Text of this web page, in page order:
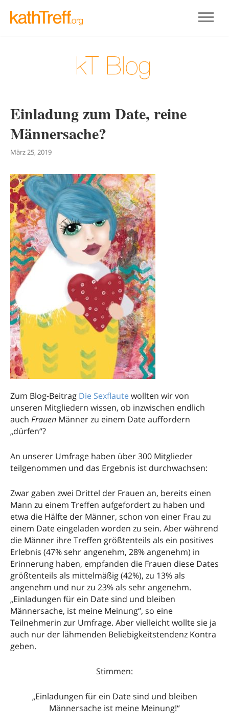
Einladung zum Date, reine
Männersache?
März 25, 2019
Zum Blog-Beitrag Die Sexflaute wollten wir von
unseren Mitgliedern wissen, ob inzwischen endlich
auch Frauen Männer zu einem Date auffordern
„dürfen“?
An unserer Umfrage haben über 300 Mitglieder
teilgenommen und das Ergebnis ist durchwachsen:
Zwar gaben zwei Drittel der Frauen an, bereits einen
Mann zu einem Treffen aufgefordert zu haben und
etwa die Hälfte der Männer, schon von einer Frau zu
einem Date eingeladen worden zu sein. Aber während
die Männer ihre Treffen größtenteils als ein positives
Erlebnis (47% sehr angenehm, 28% angenehm) in
Erinnerung haben, empfanden die Frauen diese Dates
größtenteils als mittelmäßig (42%), zu 13% als
angenehm und nur zu 23% als sehr angenehm.
„Einladungen für ein Date sind und bleiben
Männersache, ist meine Meinung“, so eine
Teilnehmerin zur Umfrage. Aber vielleicht wollte sie ja
auch nur der lähmenden Beliebigkeitstendenz Kontra
geben.
Stimmen:
„Einladungen für ein Date sind und bleiben
Männersache ist meine Meinung!“